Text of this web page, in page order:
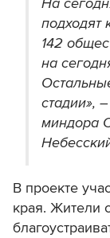
подходят
142
на
стадии»,
миндора
В проекте
края. Жители